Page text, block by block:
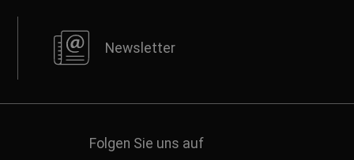
Newsletter
Folgen Sie uns auf